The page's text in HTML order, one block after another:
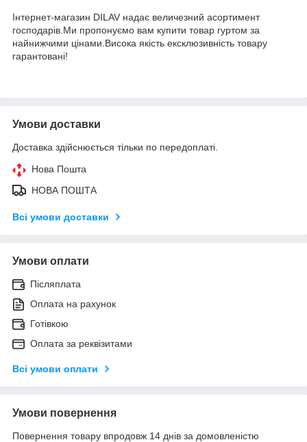
Інтернет-магазин DILAV надає величезний асортимент
господарів.Ми пропонуємо вам купити товар гуртом за
найнижчими цінами.Висока якість ексклюзивність товару
гарантовані!
Умови доставки
Доставка здійснюється тільки по передоплаті.
Нова Пошта
НОВА ПОШТА
Всі умови доставки
Умови оплати
Післяплата
Оплата на рахунок
Готівкою
Оплата за реквізитами
Всі умови оплати
Умови повернення
Повернення товару впродовж 14 днів за домовленістю